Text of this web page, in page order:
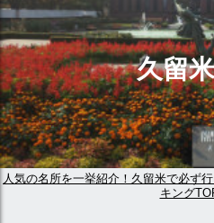
久留
人気の名所を一挙紹介！久留米で必ず
キング